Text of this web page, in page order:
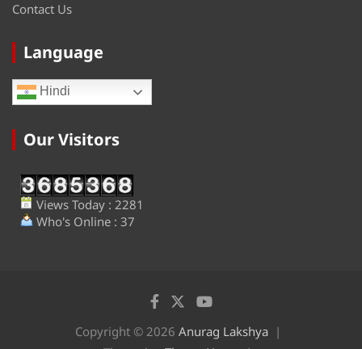
Contact Us
Language
Hindi
Our Visitors
Views Today : 2281
Who's Online : 37
Copyright © 2026 Anurag Lakshya